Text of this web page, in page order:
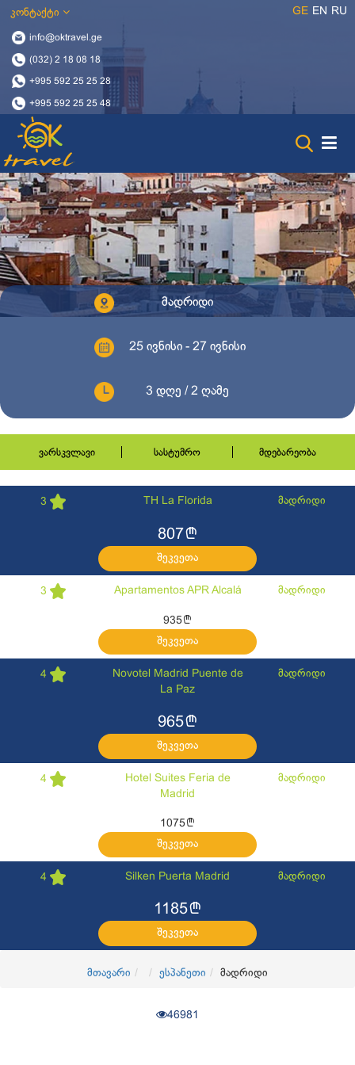
კონტაქტი
info@oktravel.ge
(032) 2 18 08 18
+995 592 25 25 28
+995 592 25 25 48
GE EN RU
მადრიდი
25 ივნისი - 27 ივნისი
3 დღე / 2 ღამე
ვარსკვლავი სასტუმრო მდებარეობა
3 TH La Florida მადრიდი
807l
შეკვეთა
3 Apartamentos APR Alcalá მადრიდი
935l
შეკვეთა
4
Novotel Madrid Puente de
La Paz
მადრიდი
965l
შეკვეთა
4
Hotel Suites Feria de
Madrid
მადრიდი
1075l
შეკვეთა
4 Silken Puerta Madrid მადრიდი
1185l
შეკვეთა
მთავარი ესპანეთი მადრიდი
46981